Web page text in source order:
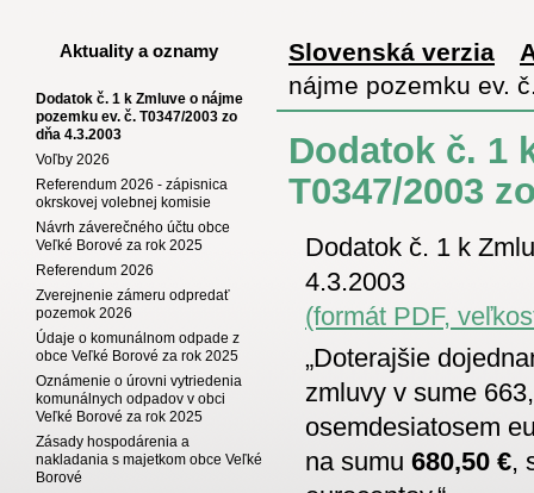
Aktuality a oznamy
Dodatok č. 1 k Zmluve o nájme
pozemku ev. č. T0347/2003 zo
dňa 4.3.2003
Voľby 2026
Referendum 2026 - zápisnica
okrskovej volebnej komisie
Návrh záverečného účtu obce
Veľké Borové za rok 2025
Referendum 2026
Zverejnenie zámeru odpredať
pozemok 2026
Údaje o komunálnom odpade z
obce Veľké Borové za rok 2025
Oznámenie o úrovni vytriedenia
komunálnych odpadov v obci
Veľké Borové za rok 2025
Zásady hospodárenia a
nakladania s majetkom obce Veľké
Borové
Slovenská verzia
nájme pozemku ev.
Dodatok č. 1
T0347/2003
Dodatok č. 1 k
4.3.2003
(formát PDF,
„Doterajšie
zmluvy v sume
osemdesiatosem
na sumu 680,50 €,